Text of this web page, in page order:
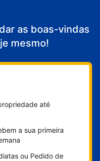
as boas-vindas
mesmo!
até
a sua primeira
ou Pedido de